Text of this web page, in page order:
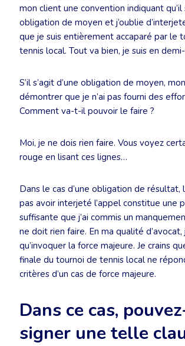
mon client une convention indiquant qu’il
obligation de moyen et j’oublie
que je suis entièrement accaparé par le
tennis local. Tout va bien, je suis en
S’il s’agit d’une obligation de moyen,
démontrer que je n’ai pas fourni des
Comment va-t-il pouvoir le faire ?
Moi, je ne dois rien faire. Vous voyez
rouge en lisant ces lignes…
Dans le cas d’une obligation de résultat,
pas avoir interjeté l’appel constitue une
suffisante que j’ai commis un
ne doit rien faire. En ma qualité
qu’invoquer la force majeure. Je crains
finale du tournoi de tennis local ne
critères d’un cas de force majeure.
Dans ce cas,
signer une telle